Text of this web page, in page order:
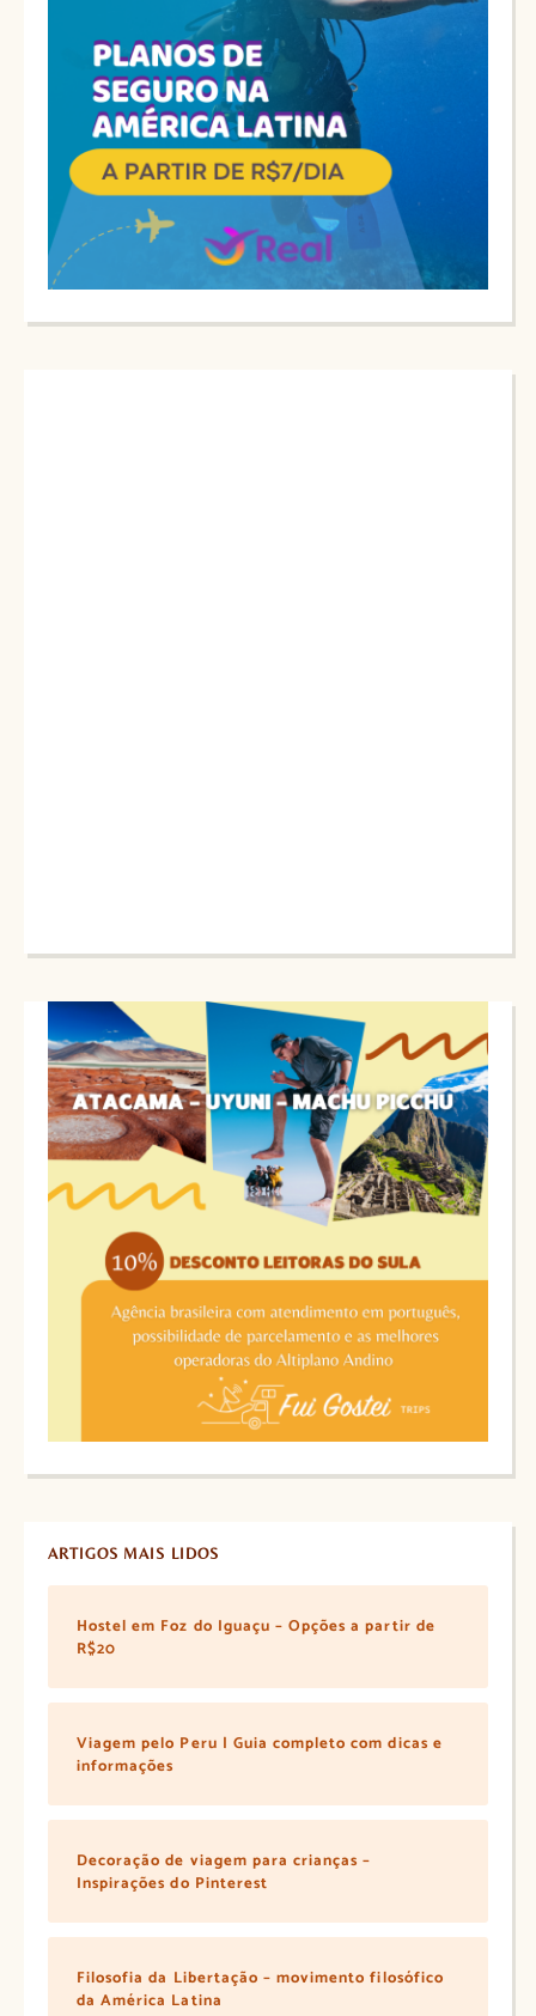
ARTIGOS MAIS LIDOS
Hostel em Foz do Iguaçu – Opções a partir de
R$20
Viagem pelo Peru | Guia completo com dicas e
informações
Decoração de viagem para crianças –
Inspirações do Pinterest
Filosofia da Libertação – movimento filosófico
da América Latina